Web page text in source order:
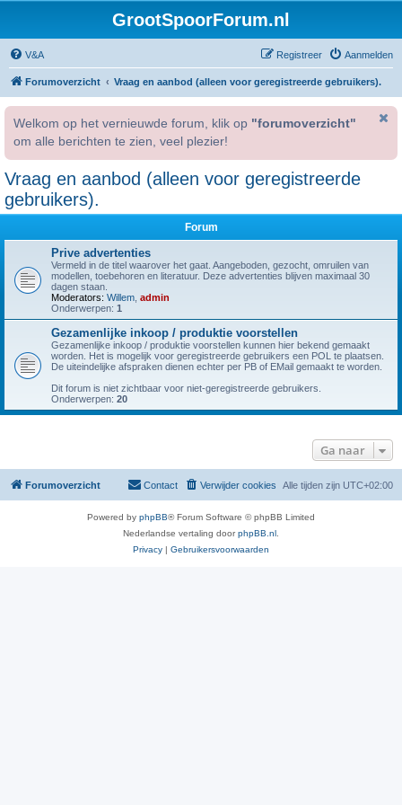
GrootSpoorForum.nl
V&A Aanmelden
Registreer
Forumoverzicht Vraag en aanbod (alleen voor geregistreerde gebruikers).
Welkom op het vernieuwde forum, klik op "forumoverzicht"
om alle berichten te zien, veel plezier!
Vraag en aanbod (alleen voor geregistreerde
gebruikers).
Forum
Prive advertenties
Vermeld in de titel waarover het gaat. Aangeboden, gezocht, omruilen van
modellen, toebehoren en literatuur. Deze advertenties blijven maximaal 30
dagen staan.
Moderators: Willem admin
Onderwerpen: 1
Gezamenlijke inkoop / produktie voorstellen
Gezamenlijke inkoop / produktie voorstellen kunnen hier bekend gemaakt
worden. Het is mogelijk voor geregistreerde gebruikers een POL te plaatsen.
De uiteindelijke afspraken dienen echter per PB of EMail gemaakt te worden.
Dit forum is niet zichtbaar voor niet-geregistreerde gebruikers.
Onderwerpen: 20
Ga naar
Forumoverzicht Alle tijden zijn UTC+02:00
Verwijder cookies
Contact
Powered by phpBB® Forum Software © phpBB Limited
Nederlandse vertaling doorphpBB.nl
Privacy | Gebruikersvoorwaarden